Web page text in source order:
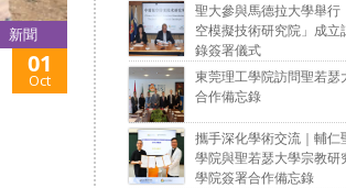
新聞
01
Oct
聖大參與馬德拉大學舉行
空模擬技術研究院」成立
錄簽署儀式
東莞理工學院訪問聖若瑟
合作備忘錄
攜手深化學術交流｜輔仁
學院與聖若瑟大學宗教研
學院簽署合作備忘錄